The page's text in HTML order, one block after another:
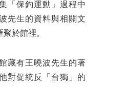
「保釣運動」過程中
先生的資料與相關文
於館裡。
藏有王曉波先生的著
對促統反「台獨」的